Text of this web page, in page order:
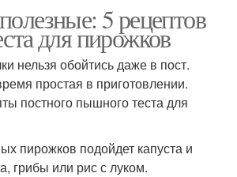
5 рецептов
для пирожков
нельзя обойтись даже в пост.
простая в приготовлении.
постного пышного теста для
пирожков подойдет капуста и
грибы или рис с луком.